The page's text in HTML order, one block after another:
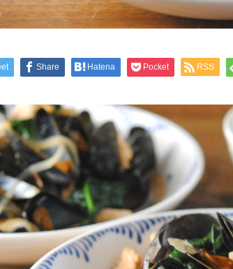
Share Hatena Pocket RSS